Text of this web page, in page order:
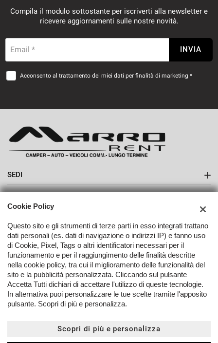
Compila il modulo sottostante per iscriverti alla newsletter e
ricevere aggiornamenti sulle nostre novità.
Email * INVIA
Acconsento al trattamento dei miei dati per finalità di marketing *
SEDI
Sede di Boves
AZIENDA
TORNA IN CIMA
Copyright © 2026 Marro Automobili Srl - P.IVA 03096250042 -Leggi
l'informativa sulla privacy -Cookie Policy
Cookie Policy
Questo sito e gli strumenti di terze parti in esso integrati trattano
dati personali (es. dati di navigazione o indirizzi IP) e fanno uso
di Cookie, Pixel, Tags o altri identificatori necessari per il
funzionamento e per il raggiungimento delle finalità descritte
nella cookie policy, tra cui il miglioramento delle funzionalità del
sito e la pubblicità personalizzata. Cliccando sul pulsante
Accetta Tutti dichiari di accettare l'utilizzo di queste tecnologie.
In alternativa puoi personalizzare le tue scelte tramite l'apposito
pulsante. Scopri di più e personalizza.
Scopri di più e personalizza